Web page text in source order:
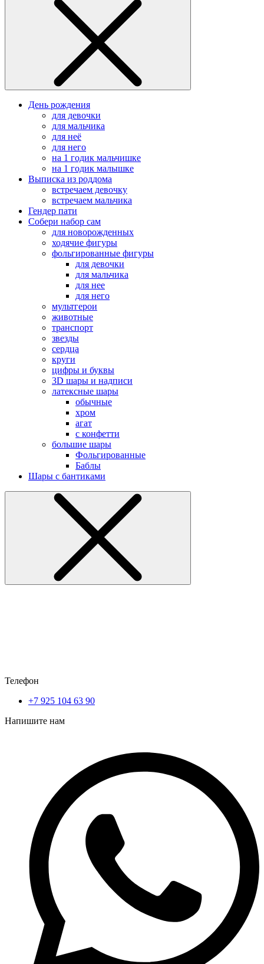
День рождения
для девочки
для мальчика
для неё
для него
на 1 годик мальчишке
на 1 годик малышке
Выписка из роддома
встречаем девочку
встречаем мальчика
Гендер пати
Собери набор сам
для новорожденных
ходячие фигуры
фольгированные фигуры
для девочки
для мальчика
для нее
для него
мультгерои
животные
транспорт
звезды
сердца
круги
цифры и буквы
3D шары и надписи
латексные шары
обычные
хром
агат
с конфетти
большие шары
Фольгированные
Баблы
Шары с бантиками
Телефон
+7 925 104 63 90
Напишите нам